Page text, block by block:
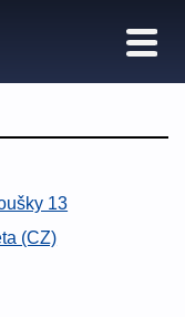
13
(CZ)